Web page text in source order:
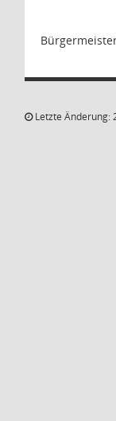
Letzte Änderung: